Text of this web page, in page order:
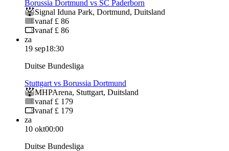
Borussia Dortmund vs SC Paderborn
Signal Iduna Park, Dortmund, Duitsland
vanaf £ 86
vanaf £ 86
za
19 sep18:30
Duitse Bundesliga
Stuttgart vs Borussia Dortmund
MHPArena, Stuttgart, Duitsland
vanaf £ 179
vanaf £ 179
za
10 okt00:00
Duitse Bundesliga